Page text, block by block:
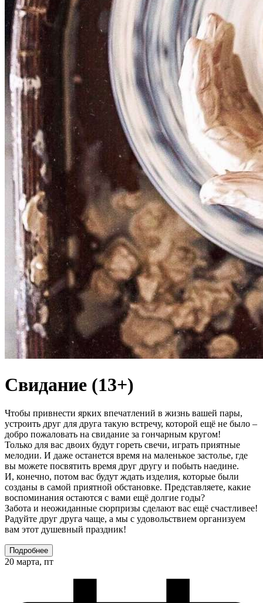
Свидание (13+)
Чтобы привнести ярких впечатлений в жизнь вашей пары,
устроить друг для друга такую встречу, которой ещё не было –
добро пожаловать на свидание за гончарным кругом!
Только для вас двоих будут гореть свечи, играть приятные
мелодии. И даже останется время на маленькое застолье, где
вы можете посвятить время друг другу и побыть наедине.
И, конечно, потом вас будут ждать изделия, которые были
созданы в самой приятной обстановке. Представляете, какие
воспоминания остаются с вами ещё долгие годы?
Забота и неожиданные сюрпризы сделают вас ещё счастливее!
Радуйте друг друга чаще, а мы с удовольствием организуем
вам этот душевный праздник!
Подробнее
20 марта, пт